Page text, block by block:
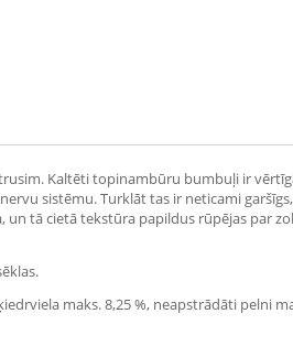
Kaltēti topinambūru bumbuļi ir
sistēmu. Turklāt tas ir neticami
tā cietā tekstūra papildus rūpējas par
maks. 8,25 %, neapstrādāti pelni